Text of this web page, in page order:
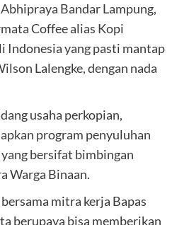
Bandar Lampung,
Coffee alias Kopi
Indonesia yang pasti mantap
Lalengke, dengan nada
usaha perkopian,
program penyuluhan
bersifat bimbingan
Warga Binaan.
mitra kerja Bapas
berupaya bisa memberikan